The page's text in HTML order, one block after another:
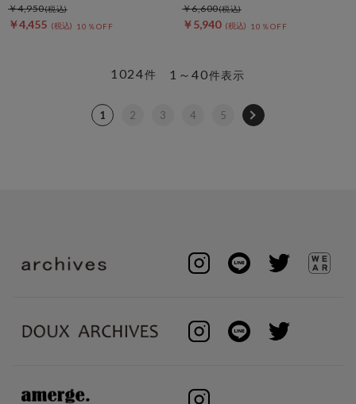
￥4,455 10％OFF
￥4,950
￥5,940 10％OFF
￥6,600
1～40件表示
1024件
1 2 3 4 5